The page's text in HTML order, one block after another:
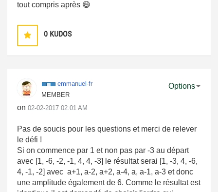
tout compris après 😄
0 KUDOS
emmanuel-fr
MEMBER
on ‎02-02-2017 02:01 AM
Options
Pas de soucis pour les questions et merci de relever
le défi !
Si on commence par 1 et non pas par -3 au départ
avec [1, -6, -2, -1, 4, 4, -3] le résultat serai [1, -3, 4, -6,
4, -1, -2] avec a+1, a-2, a+2, a-4, a, a-1, a-3 et donc
une amplitude également de 6. Comme le résultat est